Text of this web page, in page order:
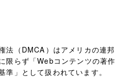
法（DMCA）はアメリカの連邦
限らず「Webコンテンツの著作
準」として扱われています。